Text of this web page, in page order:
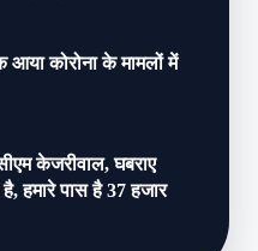
आया कोरोना के मामलों में
केजरीवाल, घबराए
हमारे पास है 37 हजार